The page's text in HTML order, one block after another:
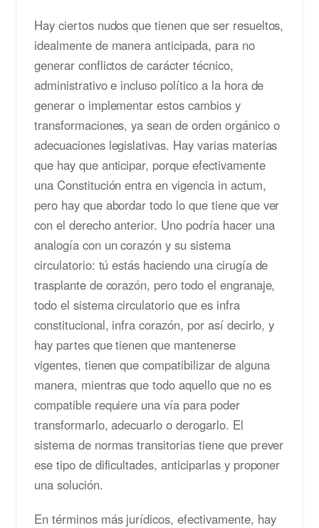
Hay ciertos nudos que tienen que ser resueltos,
idealmente de manera anticipada, para no
generar conflictos de carácter técnico,
administrativo e incluso político a la hora de
generar o implementar estos cambios y
transformaciones, ya sean de orden orgánico o
adecuaciones legislativas. Hay varias materias
que hay que anticipar, porque efectivamente
una Constitución entra en vigencia in actum,
pero hay que abordar todo lo que tiene que ver
con el derecho anterior. Uno podría hacer una
analogía con un corazón y su sistema
circulatorio: tú estás haciendo una cirugía de
trasplante de corazón, pero todo el engranaje,
todo el sistema circulatorio que es infra
constitucional, infra corazón, por así decirlo, y
hay partes que tienen que mantenerse
vigentes, tienen que compatibilizar de alguna
manera, mientras que todo aquello que no es
compatible requiere una vía para poder
transformarlo, adecuarlo o derogarlo. El
sistema de normas transitorias tiene que prever
ese tipo de dificultades, anticiparlas y proponer
una solución.
En términos más jurídicos, efectivamente, hay